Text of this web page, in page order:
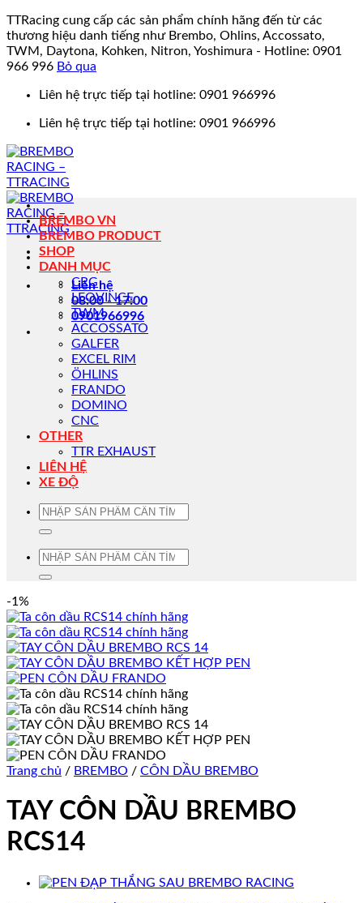
TTRacing cung cấp các sản phẩm chính hãng đến từ các
thương hiệu danh tiếng như Brembo, Ohlins, Accossato,
TWM, Daytona, Kohken, Nitron, Yoshimura - Hotline: 0901
966 996 Bỏ qua
Liên hệ trực tiếp tại hotline: 0901 966996
Liên hệ trực tiếp tại hotline: 0901 966996
Liên hệ
08:00 - 17:00
0901966996
BREMBO VN
BREMBO PRODUCT
SHOP
DANH MỤC
CRG
LEOVINCE
TWM
ACCOSSATO
GALFER
EXCEL RIM
ÖHLINS
FRANDO
DOMINO
CNC
OTHER
TTR EXHAUST
LIÊN HỆ
XE ĐỘ
Tìm
Tìm
-1%
Trang chủ / BREMBO / CÔN DẦU BREMBO
TAY CÔN DẦU BREMBO
RCS14